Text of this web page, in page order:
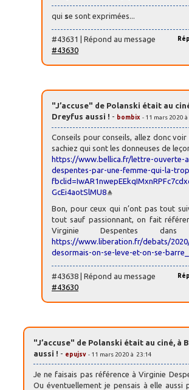
qui se sont exprimées...
#43631 | Répond au message
#43630
"J’accuse" de Polanski était au
Dreyfus aussi ! - bombix - 11 mars 2020
Conseils pour conseils, allez donc
sachiez qui sont les donneuses de
https://www.bellica.fr/lettre-ouverte-
despentes-par-une-femme-qui-la-
GcEi4aotSlMU8
Bon, pour ceux qui n’ont pas tout
tout sauf passionnant, on fait
Virginie Despentes
https://www.liberation.fr/debats/
desormais-on-se-leve-et-on-se-
#43638 | Répond au message
#43630
"J’accuse" de Polanski était au ciné, à
aussi ! - epujsv - 11 mars 2020 à 23:14
Je ne faisais pas référence à Virginie
Ou éventuellement je pensais à elle aussi